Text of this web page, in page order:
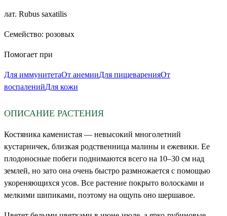
лат. Rubus saxatilis
Семейство: розовых
Помогает при
Для иммунитетаОт анемииДля пищеваренияОт
воспаленийДля кожи
ОПИСАНИЕ РАСТЕНИЯ
Костяника каменистая — невысокий многолетний
кустарничек, близкая родственница малины и ежевики. Ее
плодоносные побеги поднимаются всего на 10–30 см над
землей, но зато она очень быстро размножается с помощью
укореняющихся усов. Все растение покрыто волосками и
мелкими шипиками, поэтому на ощупь оно шершавое.